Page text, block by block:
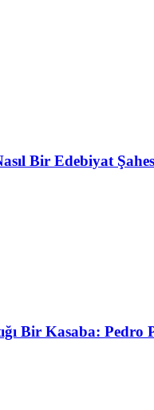
Bir Edebiyat
Bir Kasaba: Pedro